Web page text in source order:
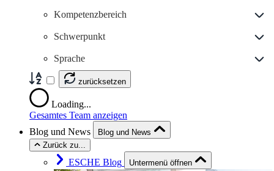
Kompetenzbereich
Schwerpunkt
Sprache
zurücksetzen
Loading...
Gesamtes Team anzeigen
Blog und News
Blog und News
Zurück zu...
ESCHE Blog Untermenü öffnen